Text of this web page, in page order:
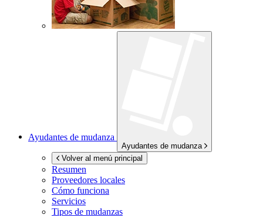
Ayudantes de mudanza
Ayudantes de mudanza
Volver al menú principal
Resumen
Proveedores locales
Cómo funciona
Servicios
Tipos de mudanzas